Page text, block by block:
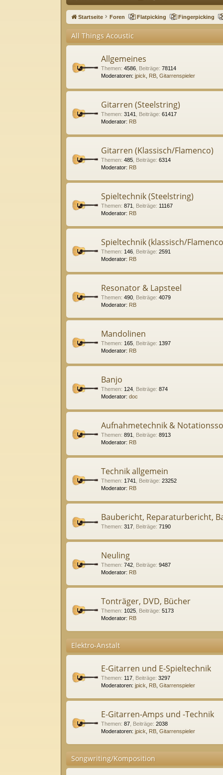
ne
ug
Startseite Foren Flatpicking Fingerpicking
All Things Acoustic
Allgemeines
Themen: 4586 Beiträge: 78114
Moderatoren: jpick RB Gitarrenspieler
Gitarren (Steelstring)
Themen: 3141 Beiträge: 61417
Moderator: RB
Gitarren (Klassisch/Flamenco)
Themen: 485 Beiträge: 6314
Moderator: RB
Spieltechnik (Steelstring)
Themen: 871 Beiträge: 11167
Moderator: RB
Spieltechnik (klassisch/
Themen: 146 Beiträge: 2591
Moderator: RB
Resonator & Lapsteel
Themen: 490 Beiträge: 4079
Moderator: RB
Mandolinen
Themen: 165 Beiträge: 1397
Moderator: RB
Banjo
Themen: 124 Beiträge: 874
Moderator: doc
Aufnahmetechnik &
Themen: 891 Beiträge: 8913
Moderator: RB
Technik allgemein
Themen: 1741 Beiträge: 23252
Moderator: RB
Baubericht, Reparaturbericht,
Themen: 317 Beiträge: 7190
Neuling
Themen: 742 Beiträge: 9487
Moderator: RB
Tonträger, DVD, Bücher
Themen: 1025 Beiträge: 5173
Moderator: RB
Elektro-Anstalt
E-Gitarren und E-Spieltechnik
Themen: 117 Beiträge: 3297
Moderatoren: jpick RB Gitarrenspieler
E-Gitarren-Amps und -Technik
Themen: 87 Beiträge: 2038
Moderatoren: jpick RB Gitarrenspieler
Songwriting/Komposition